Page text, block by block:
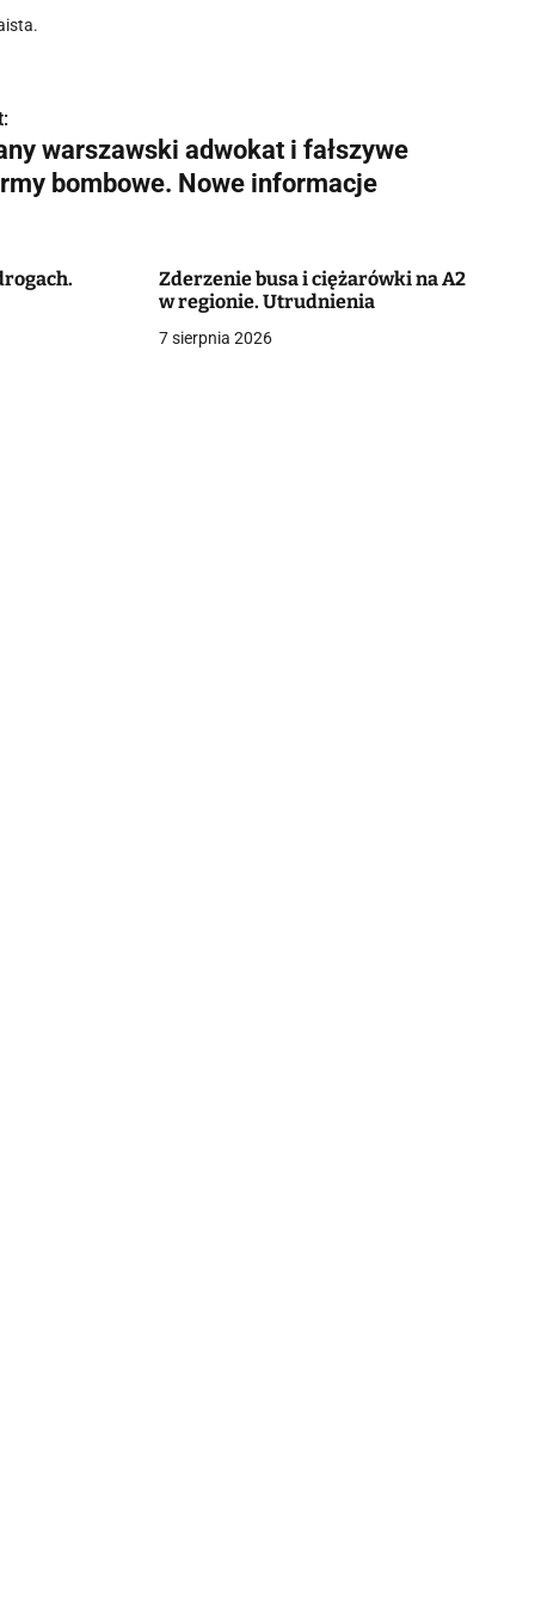
warszawski adwokat i fałszywe
bombowe. Nowe informacje
Zderzenie busa i ciężarówki na A2
w regionie. Utrudnienia
7 sierpnia 2026